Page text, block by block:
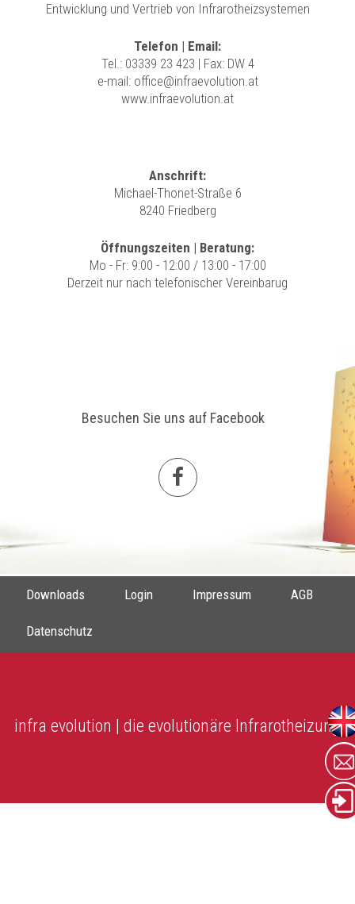
Entwicklung und Vertrieb von Infrarotheizsystemen
Telefon | Email:
Tel.: 03339 23 423 | Fax: DW 4
e-mail: office@infraevolution.at
www.infraevolution.at
Anschrift:
Michael-Thonet-Straße 6
8240 Friedberg
Öffnungszeiten | Beratung:
Mo - Fr: 9:00 - 12:00 / 13:00 - 17:00
Derzeit nur nach telefonischer Vereinbarug
Besuchen Sie uns auf Facebook
Downloads Login Impressum AGB
Datenschutz
infra evolution | die evolutionäre Infrarotheizung